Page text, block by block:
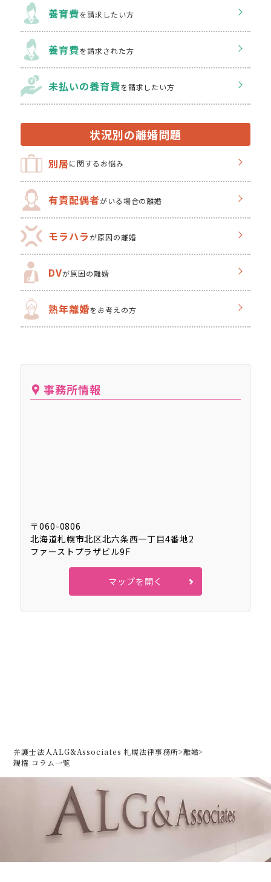
養育費を請求したい方
養育費を請求された方
未払いの養育費を請求したい方
状況別の離婚問題
別居に関するお悩み
有責配偶者がいる場合の離婚
モラハラが原因の離婚
DVが原因の離婚
熟年離婚をお考えの方
事務所情報
〒060-0806
北海道札幌市北区北六条⻄⼀丁目4番地2
ファーストプラザビル9F
マップを開く
弁護士法人ALG&Associates 札幌法律事務所>離婚>
親権 コラム一覧